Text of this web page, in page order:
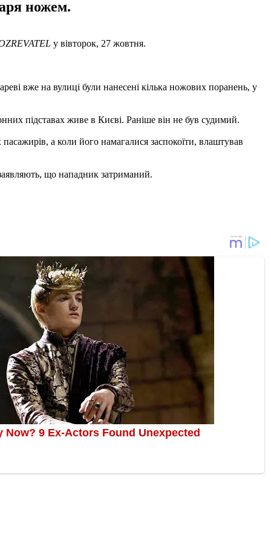
ножем.
у вівторок, 27 жовтня.
вже на вулиці були нанесені кілька ножових поранень, у
підставах живе в Києві. Раніше він не був судимий.
а коли його намагалися заспокоїти, влаштував
що нападник затриманий.